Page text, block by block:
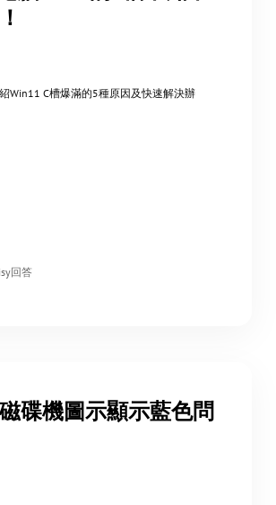
Win11 C槽爆滿的5種原因及快速解決辦
回答
碟機圖示顯示藍色問